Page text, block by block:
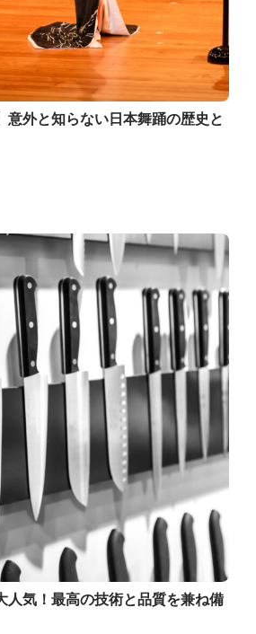
意外と知らない日本舞踊の歴史と
人気！最高の技術と品質を兼ね備